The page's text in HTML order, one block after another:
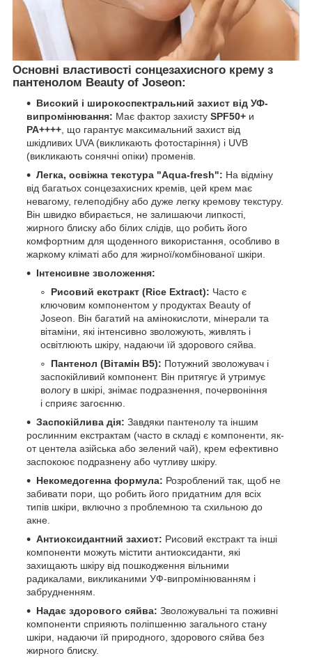
Основні властивості сонцезахисного крему з
пантенолом Beauty of Joseon:
Високий і широкоспектральний захист від УФ-
випромінювання: Має фактор захисту SPF50+ и
PA++++, що гарантує максимальний захист від
шкідливих UVA (викликають фотостаріння) і UVB
(викликають сонячні опіки) променів.
Легка, освіжна текстура "Aqua-fresh": На відміну
від багатьох сонцезахисних кремів, цей крем має
невагому, гелеподібну або дуже легку кремову текстуру.
Він швидко вбирається, не залишаючи липкості,
жирного блиску або білих слідів, що робить його
комфортним для щоденного використання, особливо в
жаркому кліматі або для жирної/комбінованої шкіри.
Інтенсивне зволоження:
Рисовий екстракт (Rice Extract): Часто є
ключовим компонентом у продуктах Beauty of
Joseon. Він багатий на амінокислоти, мінерали та
вітаміни, які інтенсивно зволожують, живлять і
освітлюють шкіру, надаючи їй здорового сяйва.
Пантенол (Вітамін B5): Потужний зволожувач і
заспокійливий компонент. Він притягує й утримує
вологу в шкірі, знімає подразнення, почервоніння
і сприяє загоєнню.
Заспокійлива дія: Завдяки пантенолу та іншим
рослинним екстрактам (часто в складі є компоненти, як-
от центела азійська або зелений чай), крем ефективно
заспокоює подразнену або чутливу шкіру.
Некомедогенна формула: Розроблений так, щоб не
забивати пори, що робить його придатним для всіх
типів шкіри, включно з проблемною та схильною до
акне.
Антиоксидантний захист: Рисовий екстракт та інші
компоненти можуть містити антиоксиданти, які
захищають шкіру від пошкодження вільними
радикалами, викликаними УФ-випромінюванням і
забрудненням.
Надає здорового сяйва: Зволожувальні та поживні
компоненти сприяють поліпшенню загального стану
шкіри, надаючи їй природного, здорового сяйва без
жирного блиску.